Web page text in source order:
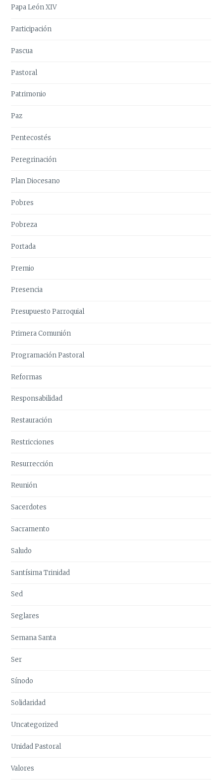
Papa León XIV
Participación
Pascua
Pastoral
Patrimonio
Paz
Pentecostés
Peregrinación
Plan Diocesano
Pobres
Pobreza
Portada
Premio
Presencia
Presupuesto Parroquial
Primera Comunión
Programación Pastoral
Reformas
Responsabilidad
Restauración
Restricciones
Resurrección
Reunión
Sacerdotes
Sacramento
Saludo
Santísima Trinidad
Sed
Seglares
Semana Santa
Ser
Sínodo
Solidaridad
Uncategorized
Unidad Pastoral
Valores